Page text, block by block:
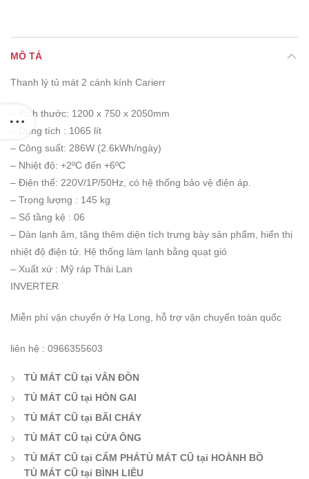
MÔ TẢ
Thanh lý tủ mát 2 cánh kính Carierr
– Kích thước: 1200 x 750 x 2050mm
– Dung tích : 1065 lít
– Công suất: 286W (2.6kWh/ngày)
– Nhiệt độ: +2ºC đến +6ºC
– Điện thế: 220V/1P/50Hz, có hệ thống bảo vệ điện áp.
– Trọng lượng : 145 kg
– Số tầng kệ : 06
– Dàn lạnh âm, tăng thêm diện tích trưng bày sản phẩm, hiển thị
nhiệt độ điện tử. Hệ thống làm lạnh bằng quạt gió
– Xuất xứ : Mỹ ráp Thái Lan
INVERTER
Miễn phí vận chuyển ở Hạ Long, hỗ trợ vận chuyển toàn quốc
liên hệ : 0966355603
TỦ MÁT CŨ tại VÂN ĐỒN
TỦ MÁT CŨ tại HÒN GAI
TỦ MÁT CŨ tại BÃI CHÁY
TỦ MÁT CŨ tại CỬA ÔNG
TỦ MÁT CŨ tại CẨM PHẢTỦ MÁT CŨ tại HOÀNH BỒ
TỦ MÁT CŨ tại BÌNH LIÊU